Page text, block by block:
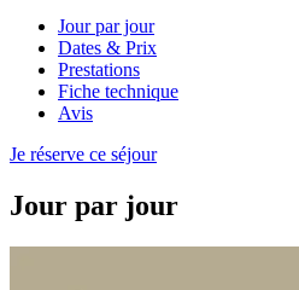
Jour par jour
Dates & Prix
Prestations
Fiche technique
Avis
Je réserve ce séjour
Jour par jour